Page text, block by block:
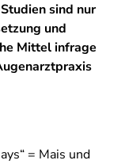
sind nur
und
Mittel infrage
= Mais und